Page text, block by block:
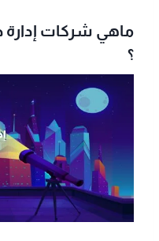
ماهي شركات إدارة
؟